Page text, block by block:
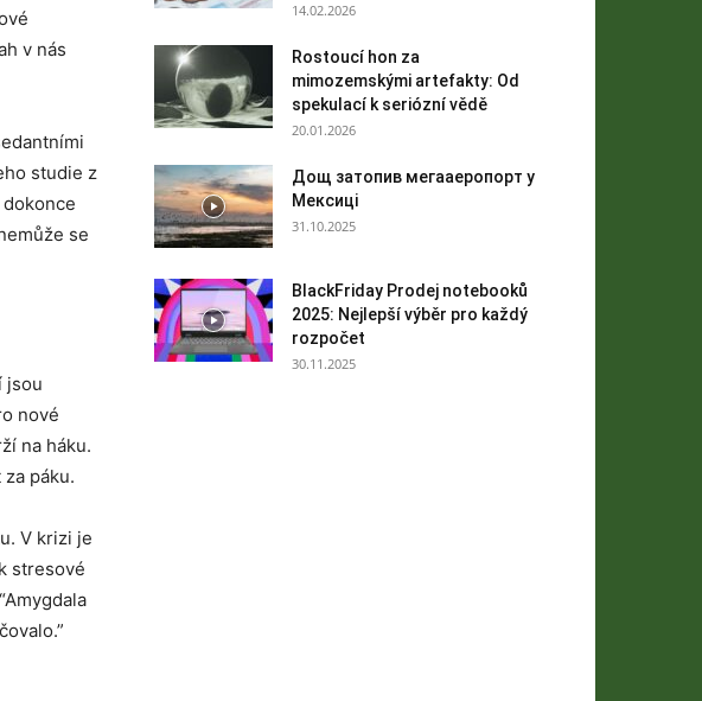
v nás
studie z
se
jsou
nové
na háku.
páku.
V krizi je
stresové
14.02.2026
Rostoucí hon za
mimozemskými artefakty: Od
spekulací k seriózní vědě
20.01.2026
Дощ затопив мегааеропорт у
Мексиці
31.10.2025
BlackFriday Prodej notebooků
2025: Nejlepší výběr pro každý
rozpočet
30.11.2025